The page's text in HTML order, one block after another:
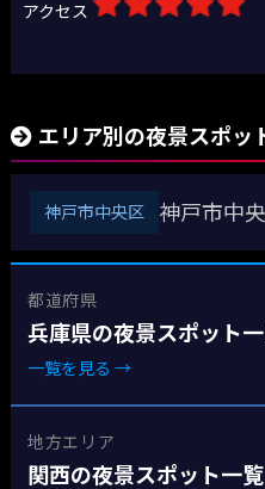
アクセス
エリア別の夜景スポッ
神戸市中央区 神戸市中
都道府県
兵庫県の夜景スポット
一覧を見る →
地方エリア
関西の夜景スポット一覧